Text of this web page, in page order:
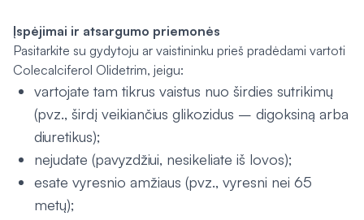
Įspėjimai ir atsargumo priemonės
Pasitarkite su gydytoju ar vaistininku prieš pradėdami vartoti
Colecalciferol Olidetrim, jeigu:
vartojate tam tikrus vaistus nuo širdies sutrikimų
(pvz., širdį veikiančius glikozidus – digoksiną arba
diuretikus);
nejudate (pavyzdžiui, nesikeliate iš lovos);
esate vyresnio amžiaus (pvz., vyresni nei 65
metų);